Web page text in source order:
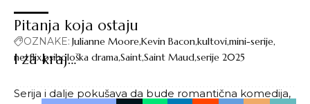
Pitanja koja ostaju
I za kraj…
Serija i dalje pokušava da bude romantična komedija,
OZNAKE: Julianne MooreKevin Baconkultovimini-serije
netflixpsihološka dramaSaintSaint Maudserije 2025